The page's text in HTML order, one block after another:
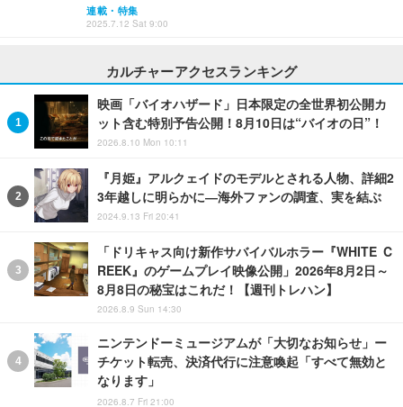
連載・特集
2025.7.12 Sat 9:00
カルチャーアクセスランキング
映画「バイオハザード」日本限定の全世界初公開カ
ット含む特別予告公開！8月10日は“バイオの日”！
2026.8.10 Mon 10:11
『月姫』アルクェイドのモデルとされる人物、詳細2
3年越しに明らかに―海外ファンの調査、実を結ぶ
2024.9.13 Fri 20:41
「ドリキャス向け新作サバイバルホラー『WHITE C
REEK』のゲームプレイ映像公開」2026年8月2日～
8月8日の秘宝はこれだ！【週刊トレハン】
2026.8.9 Sun 14:30
ニンテンドーミュージアムが「大切なお知らせ」ー
チケット転売、決済代行に注意喚起「すべて無効と
なります」
2026.8.7 Fri 21:00